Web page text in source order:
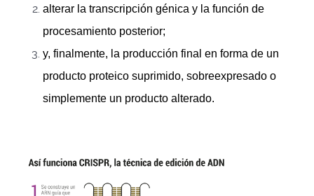
alterar la transcripción génica y la función de
procesamiento posterior;
y, finalmente, la producción final en forma de un
producto proteico suprimido, sobreexpresado o
simplemente un producto alterado.